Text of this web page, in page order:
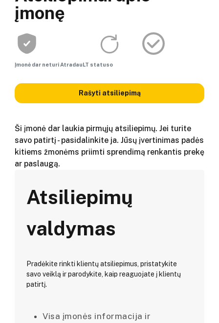
įmonę
Įmonė dar neturi AtradauLT statuso
Rašyti atsiliepimą
Ši įmonė dar laukia pirmųjų atsiliepimų. Jei turite
savo patirtį - pasidalinkite ja. Jūsų įvertinimas padės
kitiems žmonėms priimti sprendimą renkantis prekę
ar paslaugą.
Atsiliepimų
valdymas
Pradėkite rinkti klientų atsiliepimus, pristatykite
savo veiklą ir parodykite, kaip reaguojate į klientų
patirtį.
Visa įmonės informacija ir